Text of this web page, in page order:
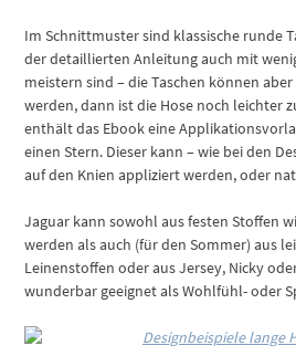
Im Schnittmuster sind klassische runde
der detaillierten Anleitung auch mit
meistern sind – die Taschen können
werden, dann ist die Hose noch leichter
enthält das Ebook eine
einen Stern. Dieser kann – wie bei den
auf den Knien appliziert werden, oder
Jaguar kann sowohl aus festen Stoffen
werden als auch (für den Sommer) aus
Leinenstoffen oder aus Jersey, Nicky
wunderbar geeignet als Wohlfühl- oder